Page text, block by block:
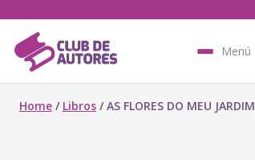
Menú
Home / Libros /AS FLORES DO MEU JARDIM